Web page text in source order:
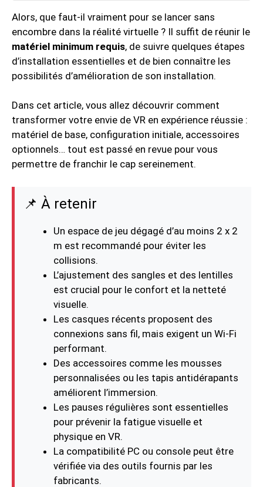
Alors, que faut-il vraiment pour se lancer sans
encombre dans la réalité virtuelle ? Il suffit de réunir le
matériel minimum requis, de suivre quelques étapes
d’installation essentielles et de bien connaître les
possibilités d’amélioration de son installation.
Dans cet article, vous allez découvrir comment
transformer votre envie de VR en expérience réussie :
matériel de base, configuration initiale, accessoires
optionnels… tout est passé en revue pour vous
permettre de franchir le cap sereinement.
📌 À retenir
Un espace de jeu dégagé d’au moins 2 x 2
m est recommandé pour éviter les
collisions.
L’ajustement des sangles et des lentilles
est crucial pour le confort et la netteté
visuelle.
Les casques récents proposent des
connexions sans fil, mais exigent un Wi-Fi
performant.
Des accessoires comme les mousses
personnalisées ou les tapis antidérapants
améliorent l’immersion.
Les pauses régulières sont essentielles
pour prévenir la fatigue visuelle et
physique en VR.
La compatibilité PC ou console peut être
vérifiée via des outils fournis par les
fabricants.